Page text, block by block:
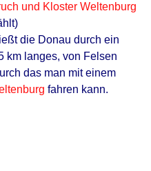
und Kloster Weltenburg
die Donau durch ein
km langes, von Felsen
das man mit einem
fahren kann.